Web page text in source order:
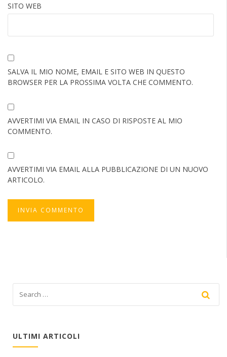
SITO WEB
SALVA IL MIO NOME, EMAIL E SITO WEB IN QUESTO
BROWSER PER LA PROSSIMA VOLTA CHE COMMENTO.
AVVERTIMI VIA EMAIL IN CASO DI RISPOSTE AL MIO
COMMENTO.
AVVERTIMI VIA EMAIL ALLA PUBBLICAZIONE DI UN NUOVO
ARTICOLO.
ULTIMI ARTICOLI